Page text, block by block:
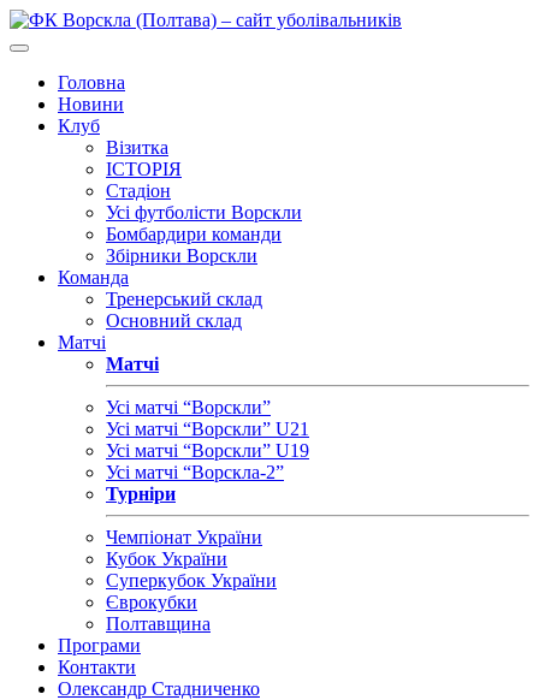
Головна
Новини
Клуб
Візитка
ІСТОРІЯ
Стадіон
Усі футболісти Ворскли
Бомбардири команди
Збірники Ворскли
Команда
Тренерський склад
Основний склад
Матчі
Матчі
Усі матчі “Ворскли”
Усі матчі “Ворскли” U21
Усі матчі “Ворскли” U19
Усі матчі “Ворскла-2”
Турніри
Чемпіонат України
Кубок України
Суперкубок України
Єврокубки
Полтавщина
Програми
Контакти
Олександр Стадниченко